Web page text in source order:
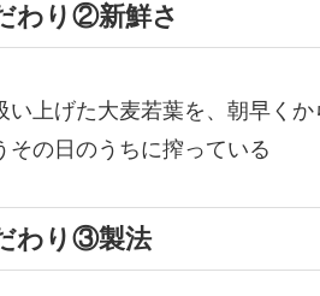
わり②新鮮さ
い上げた大麦若葉を、朝早くか
その日のうちに搾っている
わり③製法